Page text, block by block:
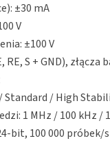
±30 mA
V
±100 V
RE, S + GND), złącza
Standard / High
1 MHz / 100 kHz /
bit, 100 000 próbek/s